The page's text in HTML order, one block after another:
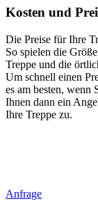
Kosten und
Die Preise für Ihre
So spielen die
Treppe und die
Um schnell einen
es am besten, wenn
Ihnen dann ein
Ihre Treppe zu.
Anfrage